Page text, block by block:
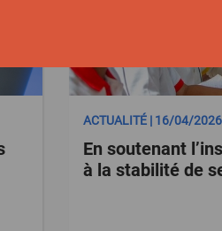
ACTUALITÉ | 16/04/2026
En soutenant
à la stabilité de